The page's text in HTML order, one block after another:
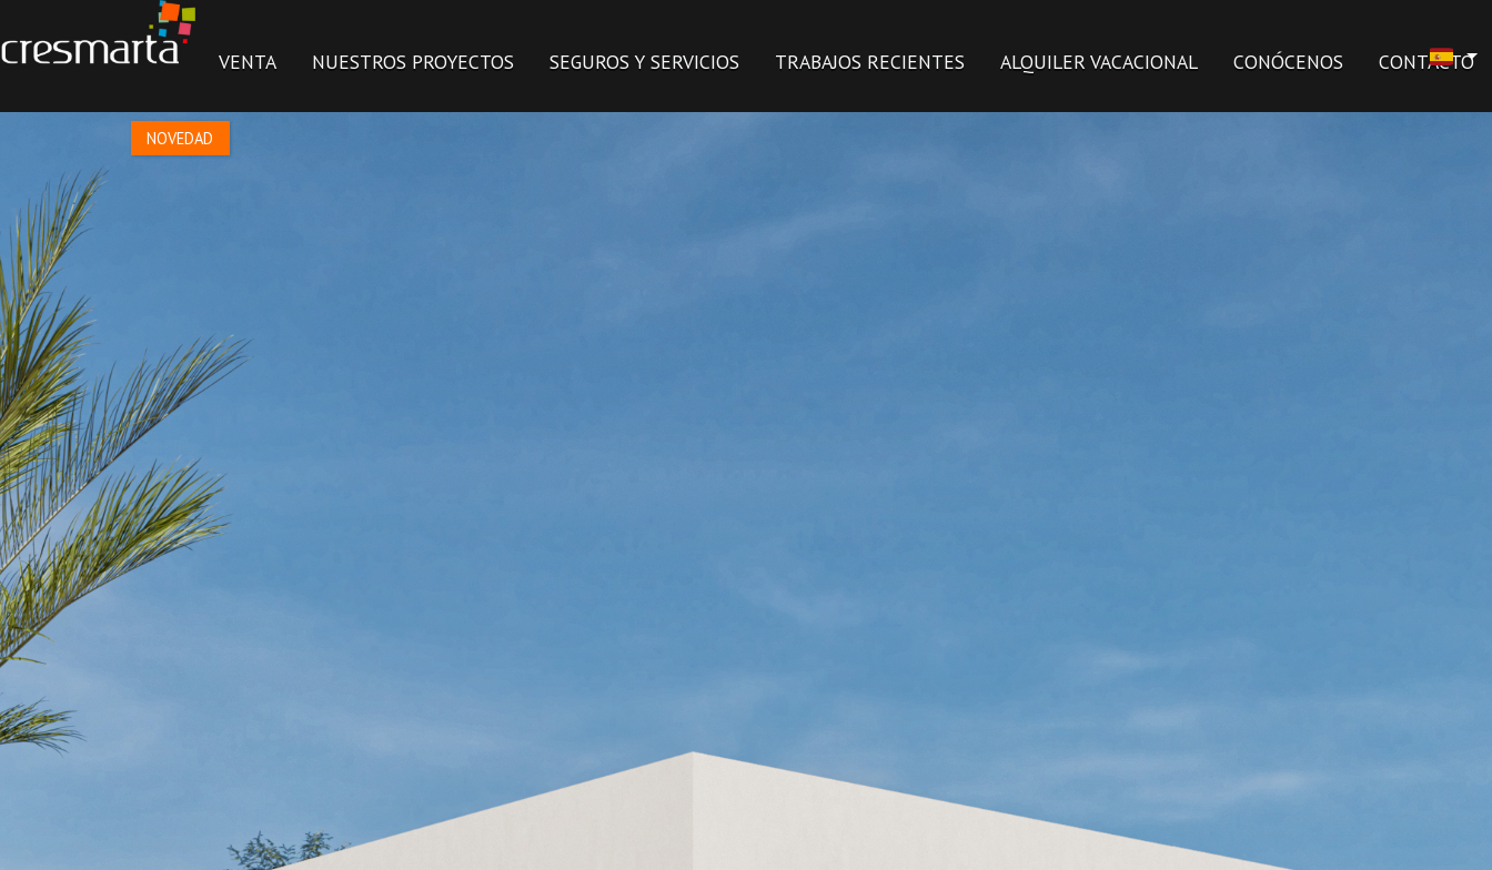
VENTA NUESTROS PROYECTOS SEGUROS Y SERVICIOS TRABAJOS RECIENTES ALQUILER VACACIONAL CONÓCENOS CONTACTO
NOVEDAD
1 / 26